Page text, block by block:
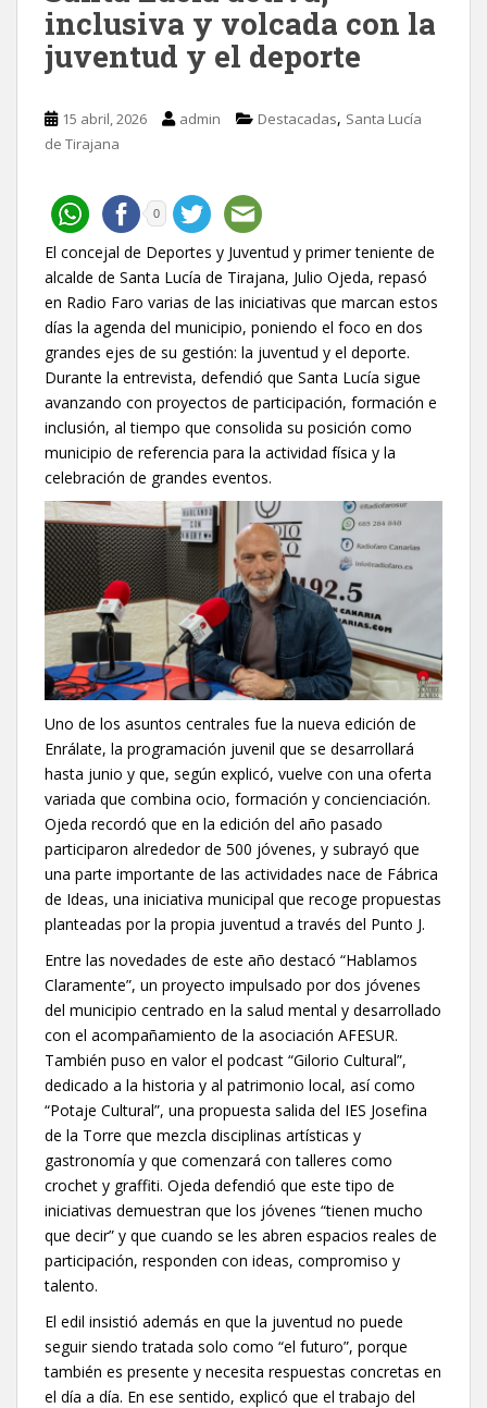
inclusiva y volcada con la
juventud y el deporte
15 abril, 2026 admin Destacadas, Santa Lucía
de Tirajana
0
El concejal de Deportes y Juventud y primer teniente de
alcalde de Santa Lucía de Tirajana, Julio Ojeda, repasó
en Radio Faro varias de las iniciativas que marcan estos
días la agenda del municipio, poniendo el foco en dos
grandes ejes de su gestión: la juventud y el deporte.
Durante la entrevista, defendió que Santa Lucía sigue
avanzando con proyectos de participación, formación e
inclusión, al tiempo que consolida su posición como
municipio de referencia para la actividad física y la
celebración de grandes eventos.
Uno de los asuntos centrales fue la nueva edición de
Enrálate, la programación juvenil que se desarrollará
hasta junio y que, según explicó, vuelve con una oferta
variada que combina ocio, formación y concienciación.
Ojeda recordó que en la edición del año pasado
participaron alrededor de 500 jóvenes, y subrayó que
una parte importante de las actividades nace de Fábrica
de Ideas, una iniciativa municipal que recoge propuestas
planteadas por la propia juventud a través del Punto J.
Entre las novedades de este año destacó “Hablamos
Claramente”, un proyecto impulsado por dos jóvenes
del municipio centrado en la salud mental y desarrollado
con el acompañamiento de la asociación AFESUR.
También puso en valor el podcast “Gilorio Cultural”,
dedicado a la historia y al patrimonio local, así como
“Potaje Cultural”, una propuesta salida del IES Josefina
de la Torre que mezcla disciplinas artísticas y
gastronomía y que comenzará con talleres como
crochet y graffiti. Ojeda defendió que este tipo de
iniciativas demuestran que los jóvenes “tienen mucho
que decir” y que cuando se les abren espacios reales de
participación, responden con ideas, compromiso y
talento.
El edil insistió además en que la juventud no puede
seguir siendo tratada solo como “el futuro”, porque
también es presente y necesita respuestas concretas en
el día a día. En ese sentido, explicó que el trabajo del